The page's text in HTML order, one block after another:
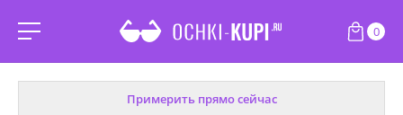
0
Примерить прямо сейчас